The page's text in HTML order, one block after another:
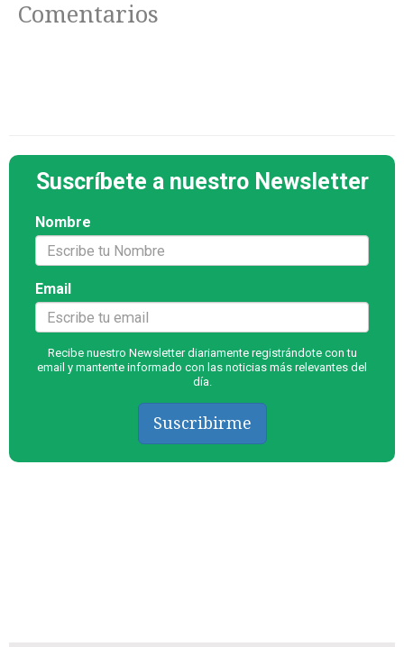
Comentarios
Suscríbete a nuestro Newsletter
Nombre
Email
Recibe nuestro Newsletter diariamente registrándote con tu
email y mantente informado con las noticias más relevantes del
día.
Suscribirme